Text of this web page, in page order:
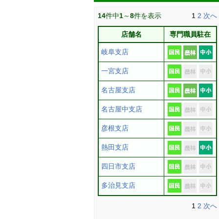
14件中1～8件を表示 1 2 次へ
店舗名 専門職員駐在
岐阜支店
一宮支店
名古屋支店
名古屋中支店
彦根支店
熱田支店
四日市支店
多治見支店
1 2 次へ